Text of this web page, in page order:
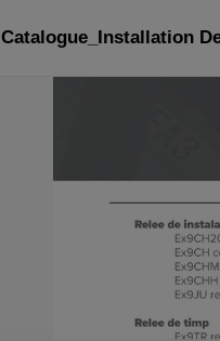
Catalogue_Installation